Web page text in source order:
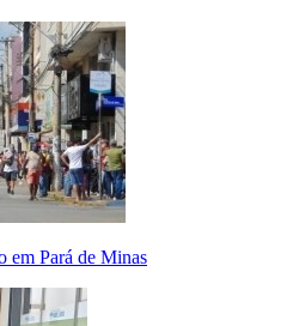
em Pará de Minas